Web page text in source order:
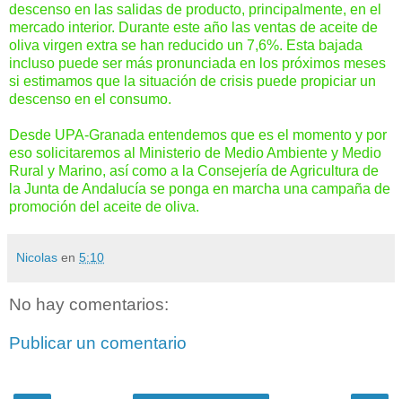
descenso en las salidas de producto, principalmente, en el
mercado interior. Durante este año las ventas de aceite de
oliva virgen extra se han reducido un 7,6%. Esta bajada
incluso puede ser más pronunciada en los próximos meses
si estimamos que la situación de crisis puede propiciar un
descenso en el consumo.
Desde UPA-Granada entendemos que es el momento y por
eso solicitaremos al Ministerio de Medio Ambiente y Medio
Rural y Marino, así como a la Consejería de Agricultura de
la Junta de Andalucía se ponga en marcha una campaña de
promoción del aceite de oliva.
Nicolas en 5:10
No hay comentarios:
Publicar un comentario